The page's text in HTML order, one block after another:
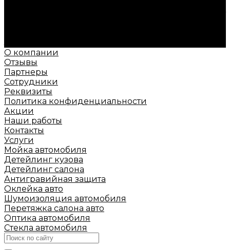
О компании
Отзывы
Партнеры
Сотрудники
Реквизиты
Политика конфиденциальности
Акции
Наши работы
Контакты
Услуги
Мойка автомобиля
Детейлинг кузова
Детейлинг салона
Антигравийная защита
Оклейка авто
Шумоизоляция автомобиля
Перетяжка салона авто
Оптика автомобиля
Стекла автомобиля